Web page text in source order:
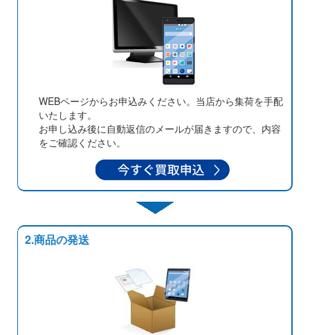
WEBページからお申込みください。当店から集荷を手配
いたします。
お申し込み後に自動返信のメールが届きますので、内容
をご確認ください。
2.商品の発送